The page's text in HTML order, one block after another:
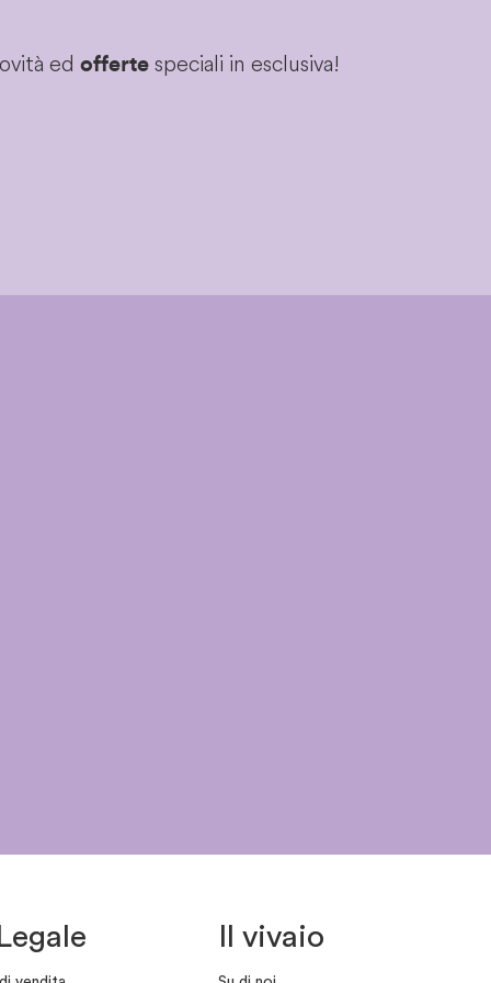
ed offerte speciali in esclusiva!
Il vivaio